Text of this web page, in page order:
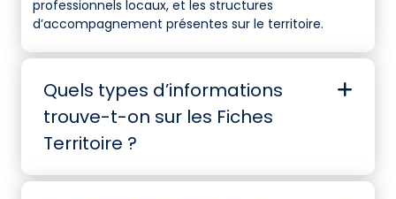
professionnels locaux, et les structures
d’accompagnement présentes sur le territoire.
Quels types d’informations
trouve-t-on sur les Fiches
Territoire ?